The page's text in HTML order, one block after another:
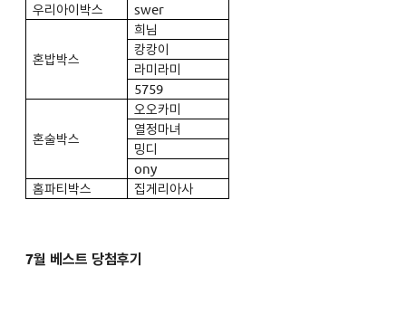
우리아이박스
swer
혼밥박스
희님
캉캉이
라미라미
5759
혼술박스
오오카미
열정마녀
밍디
ony
홈파티박스
집게리아사
7월 베스트 당첨후기